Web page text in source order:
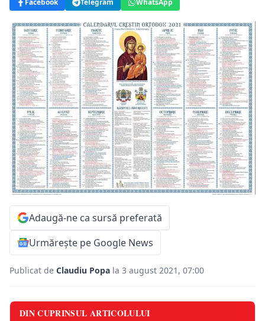
Facebook Telegram WhatsApp
Adaugă-ne ca sursă preferată
Urmărește pe Google News
Publicat de Claudiu Popa la 3 august 2021, 07:00
DIN CUPRINSUL ARTICOLULUI